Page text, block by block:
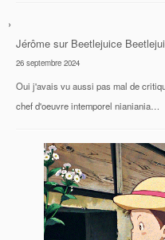
Jérôme sur Beetlejuice
26 septembre 2024
Oui j'avais vu aussi pas mal de
chef d'oeuvre intemporel nianiania…